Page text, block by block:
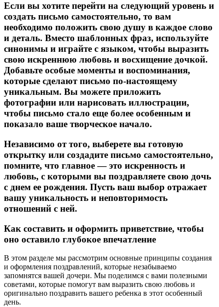
Если вы хотите перейти на следующий уровень и
создать письмо самостоятельно, то вам
необходимо положить свою душу в каждое слово
и деталь. Вместо шаблонных фраз, используйте
синонимы и играйте с языком, чтобы выразить
свою искреннюю любовь и восхищение дочкой.
Добавьте особые моменты и воспоминания,
которые сделают письмо по-настоящему
уникальным. Вы можете приложить
фотографии или нарисовать иллюстрации,
чтобы письмо стало еще более особенным и
показало ваше творческое начало.
Независимо от того, выберете вы готовую
открытку или создадите письмо самостоятельно,
помните, что главное — это искренность и
любовь, с которыми вы поздравляете свою дочь
с днем ее рождения. Пусть ваш выбор отражает
вашу уникальность и неповторимость
отношений с ней.
Как составить и оформить приветствие, чтобы
оно оставило глубокое впечатление
В этом разделе мы рассмотрим основные принципы создания
и оформления поздравлений, которые незабываемо
запомнятся вашей дочери. Мы поделимся с вами полезными
советами, которые помогут вам выразить свою любовь и
оригинально поздравить вашего ребенка в этот особенный
день.